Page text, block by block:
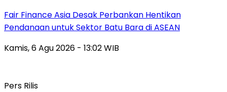
Fair Finance Asia Desak Perbankan Hentikan
Pendanaan untuk Sektor Batu Bara di ASEAN
Kamis, 6 Agu 2026 - 13:02 WIB
Pers Rilis